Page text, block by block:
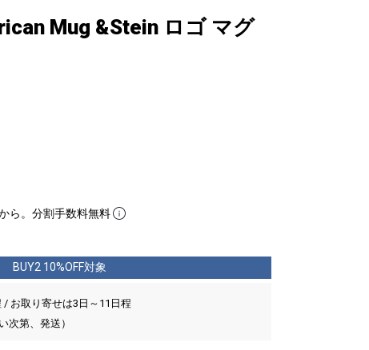
Mug &Stein ロゴ マグ
ら。分割手数料無料
BUY2 10%OFF対象
/ お取り寄せは3日～11日程
次第、発送）